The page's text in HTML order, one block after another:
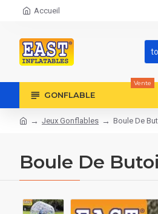
Accueil
GONFLABLE
Vente
Jeux Gonflables Boule De
Boule De